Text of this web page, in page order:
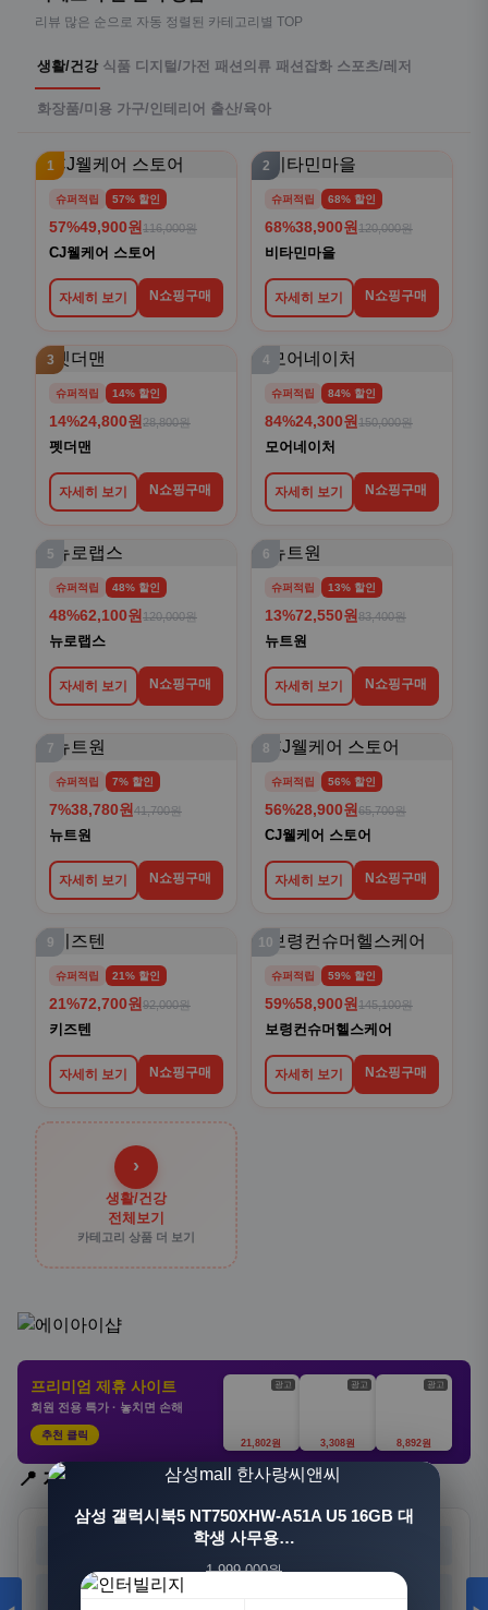
리뷰 많은 순으로 자동 정렬된 카테고리별 TOP
생활/건강 식품 디지털/가전 패션의류 패션잡화 스포츠/레저
화장품/미용 가구/인테리어 출산/육아
1
슈퍼적립 57% 할인
57%49,900원 116,000원
CJ웰케어 스토어
자세히 보기 N쇼핑구매
2
슈퍼적립 68% 할인
68%38,900원 120,000원
비타민마을
자세히 보기 N쇼핑구매
3
슈퍼적립 14% 할인
14%24,800원 28,800원
펫더맨
자세히 보기 N쇼핑구매
4
슈퍼적립 84% 할인
84%24,300원 150,000원
모어네이처
자세히 보기 N쇼핑구매
5
슈퍼적립 48% 할인
48%62,100원 120,000원
뉴로랩스
자세히 보기 N쇼핑구매
6
슈퍼적립 13% 할인
13%72,550원 83,400원
뉴트원
자세히 보기 N쇼핑구매
7
슈퍼적립 7% 할인
7%38,780원 41,700원
뉴트원
자세히 보기 N쇼핑구매
8
슈퍼적립 56% 할인
56%28,900원 65,700원
CJ웰케어 스토어
자세히 보기 N쇼핑구매
9
슈퍼적립 21% 할인
21%72,700원 92,000원
키즈텐
자세히 보기 N쇼핑구매
10
슈퍼적립 59% 할인
59%58,900원 145,100원
보령컨슈머헬스케어
자세히 보기 N쇼핑구매
›
생활/건강
전체보기
카테고리 상품 더 보기
프리미엄 제휴 사이트
회원 전용 특가 · 놓치면 손해
추천 클릭
광고
21,802원
광고
3,308원
광고
8,892원
📍 지역 선택
부산 대구
광주 대전 세종
[3+1] 동국제약 마이핏 V 활성엽산 임신준비 임산
부영양 30정, 4개
100,000원
삼성 갤럭시북5 NT750XHW-A51A U5 16GB 대
학생 사무용…
1,999,000원